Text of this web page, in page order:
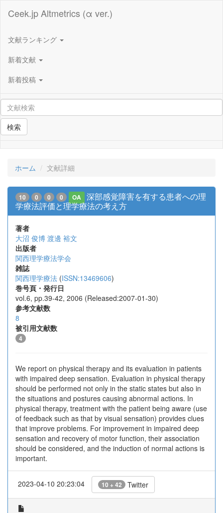
Ceek.jp Altmetrics (α ver.)
文献ランキング
新着文献
新着投稿
検索
ホーム 文献詳細
10 0 0 0 OA
深部感覚障害を有する患者への理
学療法評価と理学療法の考え方
著者
大沼 俊博 渡邊 裕文
出版者
関西理学療法学会
雑誌
関西理学療法 (ISSN:13469606)
巻号頁・発行日
vol.6, pp.39-42, 2006 (Released:2007-01-30)
参考文献数
8
被引用文献数
4
We report on physical therapy and its evaluation in patients
with impaired deep sensation. Evaluation in physical therapy
should be performed not only in the static states but also in
the situations and postures causing abnormal actions. In
physical therapy, treatment with the patient being aware (use
of feedback such as that by visual sensation) provides clues
that improve problems. For improvement in impaired deep
sensation and recovery of motor function, their association
should be considered, and the induction of normal actions is
important.
2023-04-10 20:23:04 10 + 42 Twitter